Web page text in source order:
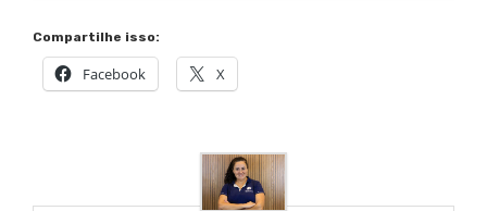
Compartilhe isso:
Facebook X